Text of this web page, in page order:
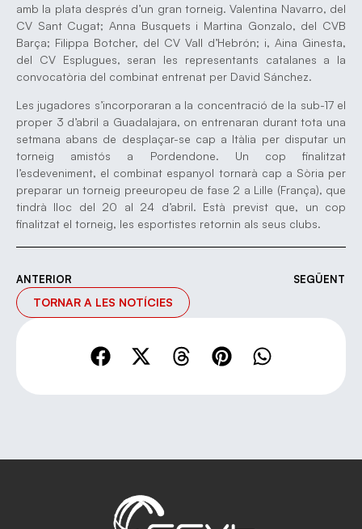
amb la plata després d’un gran torneig. Valentina Navarro, del
CV Sant Cugat; Anna Busquets i Martina Gonzalo, del CVB
Barça; Filippa Botcher, del CV Vall d’Hebrón; i, Aina Ginesta,
del CV Esplugues, seran les representants catalanes a la
convocatòria del combinat entrenat per David Sánchez.
Les jugadores s’incorporaran a la concentració de la sub-17 el
proper 3 d’abril a Guadalajara, on entrenaran durant tota una
setmana abans de desplaçar-se cap a Itàlia per disputar un
torneig amistós a Pordendone. Un cop finalitzat
l’esdeveniment, el combinat espanyol tornarà cap a Sòria per
preparar un torneig preeuropeu de fase 2 a Lille (França), que
tindrà lloc del 20 al 24 d’abril. Està previst que, un cop
finalitzat el torneig, les esportistes retornin als seus clubs.
ANTERIOR SEGÜENT
TORNAR A LES NOTÍCIES